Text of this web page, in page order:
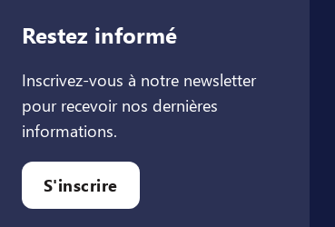
Restez informé
Inscrivez-vous à notre newsletter
pour recevoir nos dernières
informations.
S'inscrire